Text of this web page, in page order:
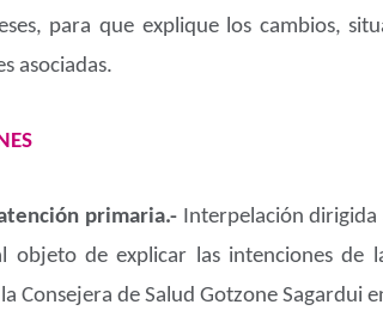
para que explique los cambios,
asociadas.
primaria.- Interpelación
objeto de explicar las intenciones
Consejera de Salud Gotzone Sagardui